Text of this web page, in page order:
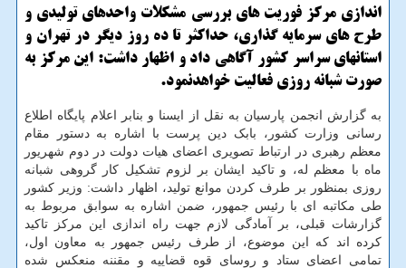
اندازی مركز فوریت های بررسی مشكلات واحدهای تولیدی و
طرح های سرمایه گذاری، حداكثر تا ده روز دیگر در تهران و
استانهای سراسر كشور آگاهی داد و اظهار داشت: این مركز به
صورت شبانه روزی فعالیت خواهدنمود.
به گزارش انجمن پارسیان به نقل از ایسنا و بنابر اعلام پایگاه اطلاع
رسانی وزارت کشور، بابک دین پرست با اشاره به دستور مقام
معظم رهبری در ارتباط تصویری اعضای هیات دولت در دوم شهریور
ماه با معظم له، و تاکید ایشان بر لزوم تشکیل کار گروهی شبانه
روزی بمنظور بر طرف کردن موانع تولید، اظهار داشت: وزیر کشور
طی مکاتبه ای با رئیس جمهور، ضمن اشاره به سوابق مربوط به
گزارشات قبلی، بر آمادگی لازم جهت راه اندازی این مرکز تاکید
کرده اند که این موضوع، از طرف رئیس جمهور به معاون اول،
تمامی اعضای ستاد و روسای قوه قضاییه و مقننه منعکس شده